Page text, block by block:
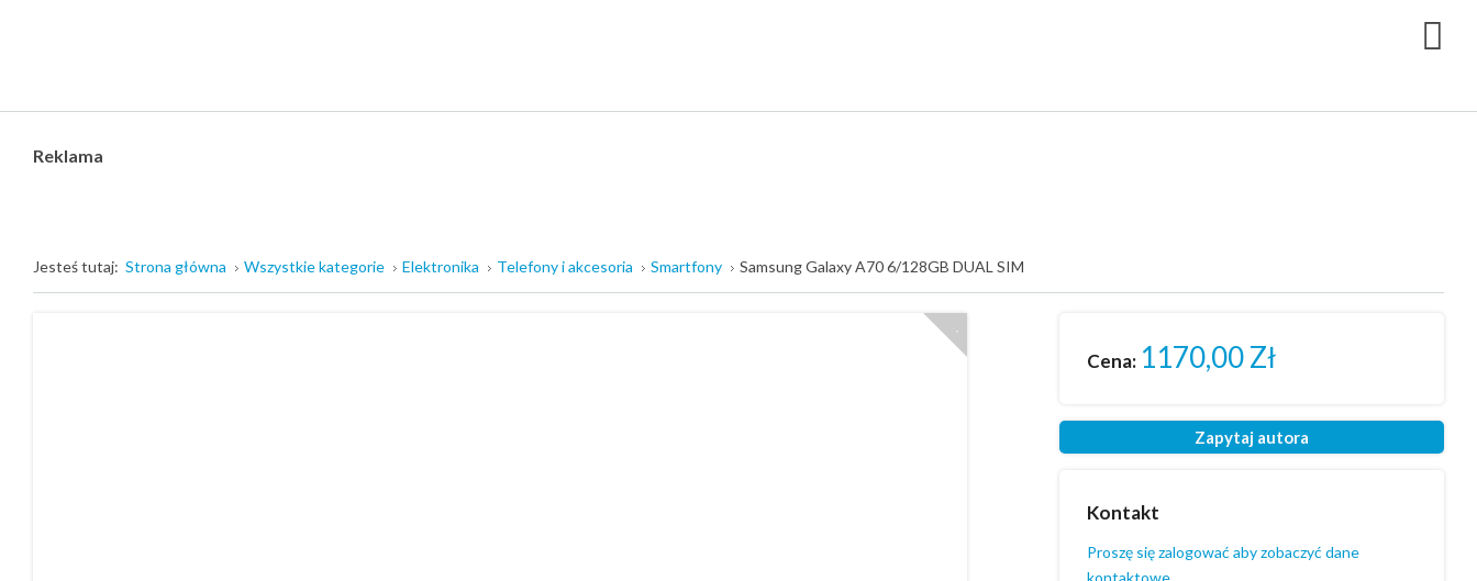
Reklama
Jesteś tutaj: Strona główna Wszystkie kategorie Elektronika Telefony i akcesoria Smartfony Samsung Galaxy A70 6/128GB DUAL SIM
Cena: 1170,00Zł
Zapytaj autora
Kontakt
Proszę się zalogować aby zobaczyć dane
kontaktowe